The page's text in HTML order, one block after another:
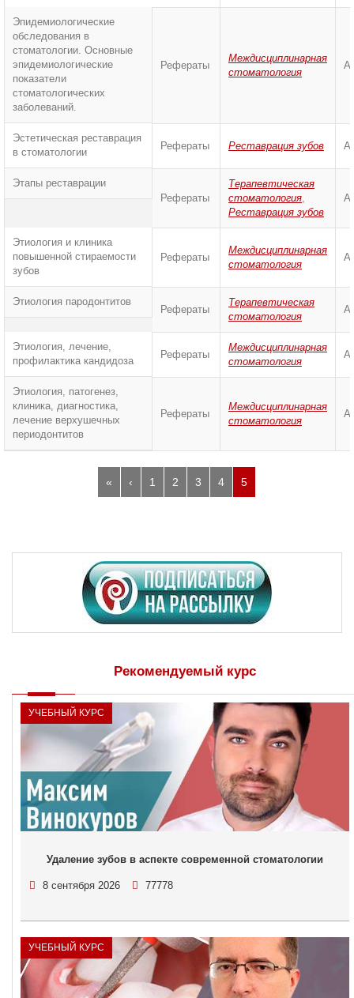
Эпидемиологические
обследования в
стоматологии. Основные
эпидемиологические
показатели
стоматологических
заболеваний.
Рефераты
Междисциплинарная
стоматология
Эстетическая реставрация
в стоматологии
Рефераты Реставрация зубов
Этапы реставрации
Рефераты
Терапевтическая
стоматология,
Реставрация зубов
Этиология и клиника
повышенной стираемости
зубов
Рефераты
Междисциплинарная
стоматология
Этиология пародонтитов
Рефераты
Терапевтическая
стоматология
Этиология, лечение,
профилактика кандидоза
Рефераты
Междисциплинарная
стоматология
Этиология, патогенез,
клиника, диагностика,
лечение верхушечных
периодонтитов
Рефераты
Междисциплинарная
стоматология
« ‹ 1 2 3 4 5
Рекомендуемый курс
УЧЕБНЫЙ КУРС
Удаление зубов в аспекте современной стоматологии
8 сентября 2026 77778
УЧЕБНЫЙ КУРС